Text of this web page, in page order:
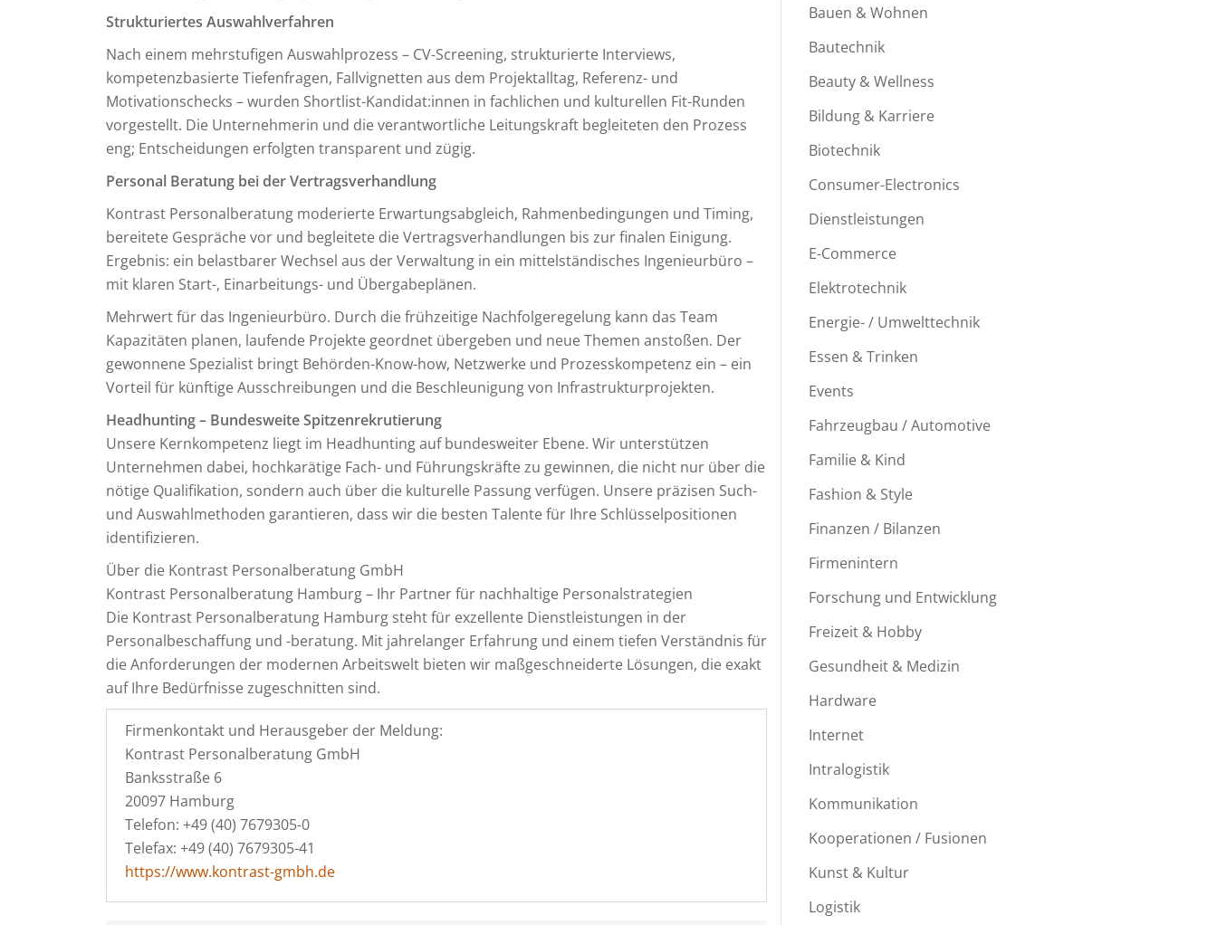
Strukturiertes Auswahlverfahren
Nach einem mehrstufigen Auswahlprozess – CV-Screening, strukturierte Interviews,
kompetenzbasierte Tiefenfragen, Fallvignetten aus dem Projektalltag, Referenz- und
Motivationschecks – wurden Shortlist-Kandidat:innen in fachlichen und kulturellen Fit-Runden
vorgestellt. Die Unternehmerin und die verantwortliche Leitungskraft begleiteten den Prozess
eng; Entscheidungen erfolgten transparent und zügig.
Personal Beratung bei der Vertragsverhandlung
Kontrast Personalberatung moderierte Erwartungsabgleich, Rahmenbedingungen und Timing,
bereitete Gespräche vor und begleitete die Vertragsverhandlungen bis zur finalen Einigung.
Ergebnis: ein belastbarer Wechsel aus der Verwaltung in ein mittelständisches Ingenieurbüro –
mit klaren Start-, Einarbeitungs- und Übergabeplänen.
Mehrwert für das Ingenieurbüro. Durch die frühzeitige Nachfolgeregelung kann das Team
Kapazitäten planen, laufende Projekte geordnet übergeben und neue Themen anstoßen. Der
gewonnene Spezialist bringt Behörden-Know-how, Netzwerke und Prozesskompetenz ein – ein
Vorteil für künftige Ausschreibungen und die Beschleunigung von Infrastrukturprojekten.
Headhunting – Bundesweite Spitzenrekrutierung
Unsere Kernkompetenz liegt im Headhunting auf bundesweiter Ebene. Wir unterstützen
Unternehmen dabei, hochkarätige Fach- und Führungskräfte zu gewinnen, die nicht nur über die
nötige Qualifikation, sondern auch über die kulturelle Passung verfügen. Unsere präzisen Such-
und Auswahlmethoden garantieren, dass wir die besten Talente für Ihre Schlüsselpositionen
identifizieren.
Über die Kontrast Personalberatung GmbH
Kontrast Personalberatung Hamburg – Ihr Partner für nachhaltige Personalstrategien
Die Kontrast Personalberatung Hamburg steht für exzellente Dienstleistungen in der
Personalbeschaffung und -beratung. Mit jahrelanger Erfahrung und einem tiefen Verständnis für
die Anforderungen der modernen Arbeitswelt bieten wir maßgeschneiderte Lösungen, die exakt
auf Ihre Bedürfnisse zugeschnitten sind.
Firmenkontakt und Herausgeber der Meldung:
Kontrast Personalberatung GmbH
Banksstraße 6
20097 Hamburg
Telefon: +49 (40) 7679305-0
Telefax: +49 (40) 7679305-41
https://www.kontrast-gmbh.de
Bauen & Wohnen
Bautechnik
Beauty & Wellness
Bildung & Karriere
Biotechnik
Consumer-Electronics
Dienstleistungen
E-Commerce
Elektrotechnik
Energie- / Umwelttechnik
Essen & Trinken
Events
Fahrzeugbau / Automotive
Familie & Kind
Fashion & Style
Finanzen / Bilanzen
Firmenintern
Forschung und Entwicklung
Freizeit & Hobby
Gesundheit & Medizin
Hardware
Internet
Intralogistik
Kommunikation
Kooperationen / Fusionen
Kunst & Kultur
Logistik